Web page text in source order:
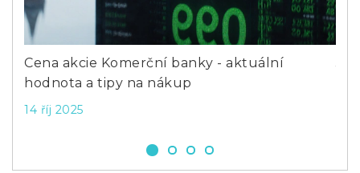
Cena akcie Komerční banky - aktuální
hodnota a tipy na nákup
14 říj 2025
Previous Next